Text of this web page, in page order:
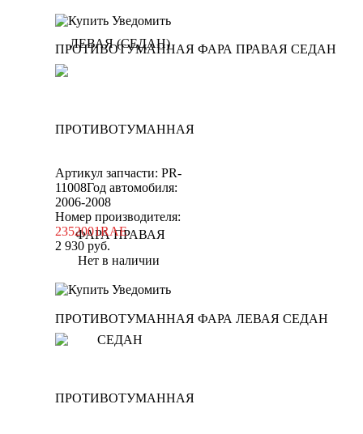
Уведомить
ПРОТИВОТУМАННАЯ ФАРА ПРАВАЯ СЕДАН
Артикул запчасти: PR-
11008Год автомобиля:
2006-2008
Номер производителя:
2352001RAE
2 930 руб.
Нет в наличии
Уведомить
ПРОТИВОТУМАННАЯ ФАРА ЛЕВАЯ СЕДАН